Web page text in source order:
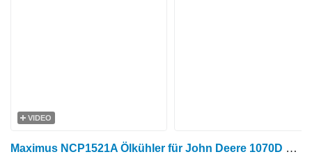
VIDEO
Maximus NCP1521A Ölkühler für John Deere 1070D Harvester